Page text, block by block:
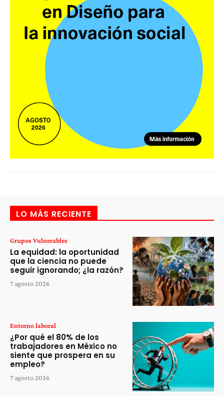
LO MÁS RECIENTE
Grupos Vulnerables
La equidad: la oportunidad
que la ciencia no puede
seguir ignorando; ¿la razón?
7 agosto 2026
Entorno laboral
¿Por qué el 80% de los
trabajadores en México no
siente que prospera en su
empleo?
7 agosto 2026